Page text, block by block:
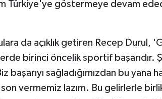
Türkiye'ye göstermeye devam
da açıklık getiren Recep
birinci öncelik sportif başarıdır.
başarıyı sağladığımızdan bu
vermemiz lazım. Bu gelirlerle